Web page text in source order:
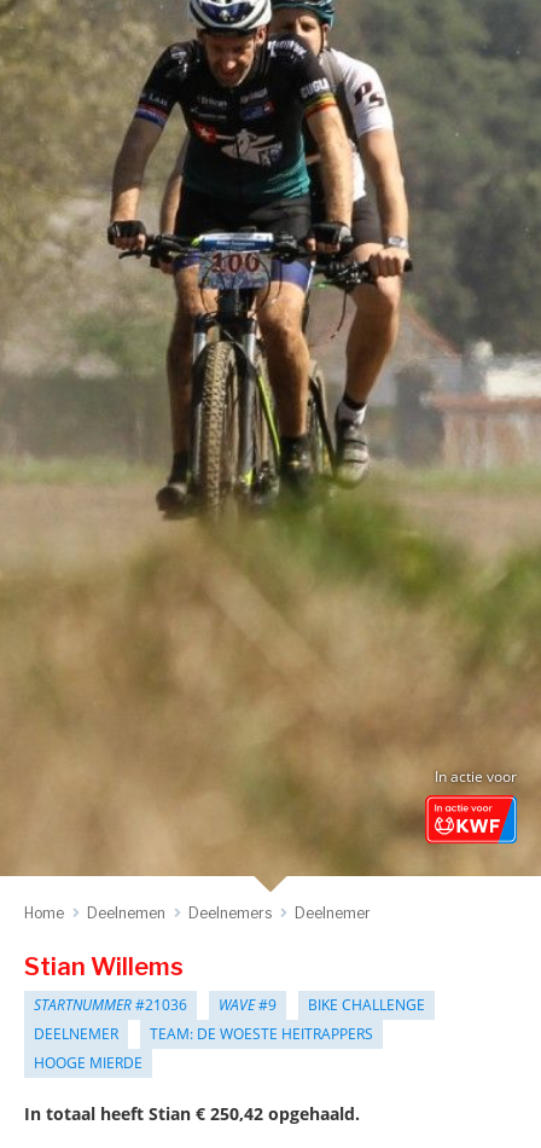
In actie voor
Home Deelnemen Deelnemers Deelnemer
Stian Willems
STARTNUMMER#21036 WAVE#9
BIKE CHALLENGE
DEELNEMER
TEAM: DE WOESTE HEITRAPPERS
HOOGE MIERDE
In totaal heeft Stian € 250,42 opgehaald.